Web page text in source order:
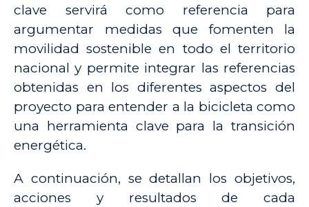
clave servirá como referencia para
argumentar medidas que fomenten la
movilidad sostenible en todo el territorio
nacional y permite integrar las referencias
obtenidas en los diferentes aspectos del
proyecto para entender a la bicicleta como
una herramienta clave para la transición
energética.
A continuación, se detallan los objetivos,
acciones y resultados de cada